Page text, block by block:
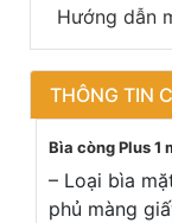
Hướng dẫn
THÔNG TIN
Bìa còng Plus 1
– Loại bìa
phủ màng